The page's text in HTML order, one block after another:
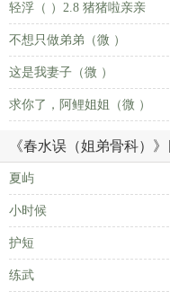
轻浮（ ）2.8 猪猪啦亲亲
不想只做弟弟（微 ）
这是我妻子（微 ）
求你了，阿鲤姐姐（微 ）
《春水误（姐弟骨科）
夏屿
小时候
护短
练武